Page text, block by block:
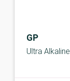
GP
Ultra Alkaline